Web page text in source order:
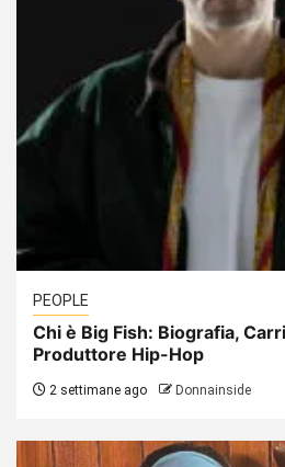
PEOPLE
Chi è Big Fish: Biografia,
Produttore Hip-Hop
2 settimane ago Donnainside